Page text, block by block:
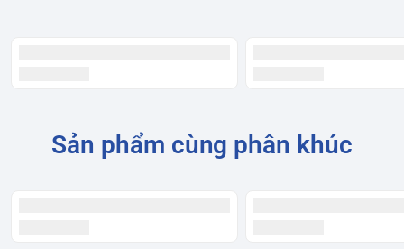
Sản phẩm cùng phân khúc